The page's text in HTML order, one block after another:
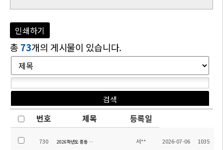
인쇄하기
총 73개의 게시물이 있습니다.
번호 제목 등록일
730 2026학년도 중등 영어 교재 안내 서** 2026-07-06 1035